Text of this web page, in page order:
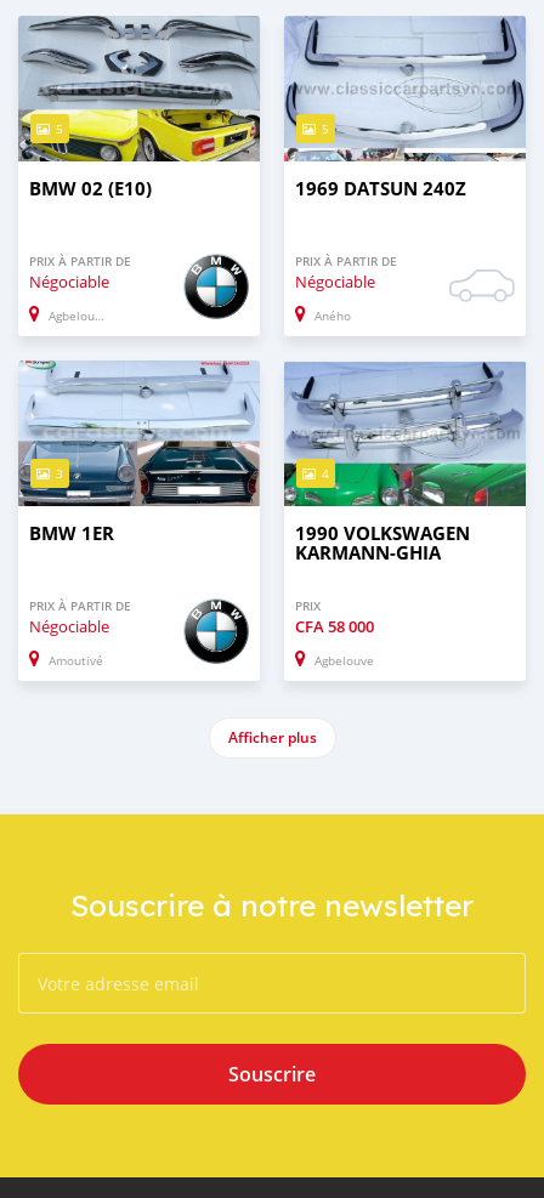
5
BMW 02 (E10)
PRIX À PARTIR DE
Négociable
Agbelouve
5
1969 DATSUN 240Z
PRIX À PARTIR DE
Négociable
Aného
3
BMW 1ER
PRIX À PARTIR DE
Négociable
Amoutivé
4
1990 VOLKSWAGEN
KARMANN-GHIA
PRIX
CFA58 000
Agbelouve
Afficher plus
Souscrire à notre newsletter
Souscrire